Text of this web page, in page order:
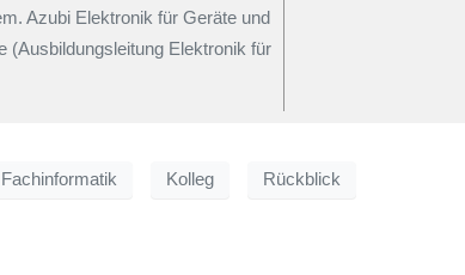
Azubi Elektronik für Geräte und
(Ausbildungsleitung Elektronik für
Fachinformatik Kolleg Rückblick